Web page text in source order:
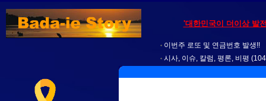
'대한민국이 더이상 발
이번주 로또 및 연금번호 발생!!
시사, 이슈, 칼럼, 평론, 비평